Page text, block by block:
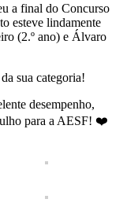
a final do Concurso
esteve lindamente
(2.º ano) e Álvaro
sua categoria!
desempenho,
para a AESF! ❤️